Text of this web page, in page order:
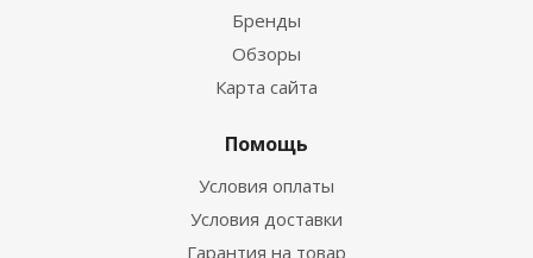
Бренды
Обзоры
Карта сайта
Помощь
Условия оплаты
Условия доставки
Гарантия на товар